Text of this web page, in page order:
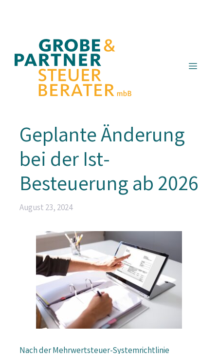
Menü
Geplante Änderung
bei der Ist-
Besteuerung ab 2026
August 23, 2024
Nach der Mehrwertsteuer-Systemrichtlinie